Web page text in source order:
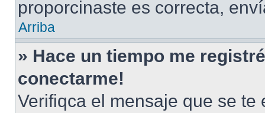
proporcinaste es correcta,
Arriba
» Hace un tiempo me
conectarme!
Verifiqca el mensaje que se